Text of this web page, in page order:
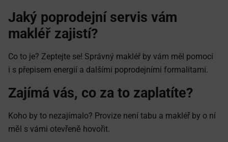
Jaký poprodejní servis vám
makléř zajistí?
Co to je? Zeptejte se! Správný makléř by vám měl pomoci
i s přepisem energií a dalšími poprodejními formalitami.
Zajímá vás, co za to zaplatíte?
Koho by to nezajímalo? Provize není tabu a makléř by o ní
měl s vámi otevřeně hovořit.